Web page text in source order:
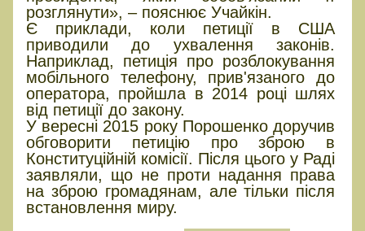
розглянути», – пояснює Учайкін.
Є приклади, коли петиції в США
приводили до ухвалення законів.
Наприклад, петиція про розблокування
мобільного телефону, прив'язаного до
оператора, пройшла в 2014 році шлях
від петиції до закону.
У вересні 2015 року Порошенко доручив
обговорити петицію про зброю в
Конституційній комісії. Після цього у Раді
заявляли, що не проти надання права
на зброю громадянам, але тільки після
встановлення миру.